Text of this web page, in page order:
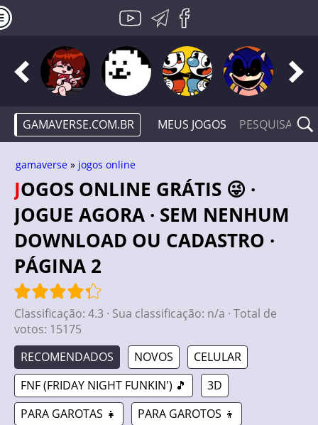
GAMAVERSE.COM.BR MEUS JOGOS
gamaverse » jogos online
JOGOS ONLINE GRÁTIS 😜 ·
JOGUE AGORA · SEM NENHUM
DOWNLOAD OU CADASTRO ·
PÁGINA 2
Classificação: 4.3 · Sua classificação: n/a · Total de
votos: 15175
RECOMENDADOS
NOVOS
CELULAR
FNF (FRIDAY NIGHT FUNKIN') 🎵
3D
PARA GAROTAS 👧
PARA GAROTOS 👦